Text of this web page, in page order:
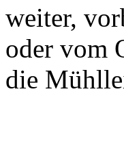
weiter,
oder vom
die